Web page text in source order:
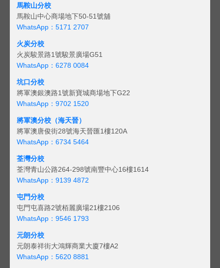
馬鞍山分校
馬鞍山中心商場地下50-51號舖
WhatsApp：5171 2707
火炭分校
火炭駿景路1號駿景廣場G51
WhatsApp：6278 0084
坑口分校
將軍澳銀澳路1號新寶城商場地下G22
WhatsApp：9702 1520
將軍澳分校（海天晉）
將軍澳唐俊街28號海天晉匯1樓120A
WhatsApp：6734 5464
荃灣分校
荃灣青山公路264-298號南豐中心16樓1614
WhatsApp：9139 4872
屯門分校
屯門屯喜路2號栢麗廣場21樓2106
WhatsApp：9546 1793
元朗分校
元朗泰祥街大鴻輝商業大廈7樓A2
WhatsApp：5620 8881